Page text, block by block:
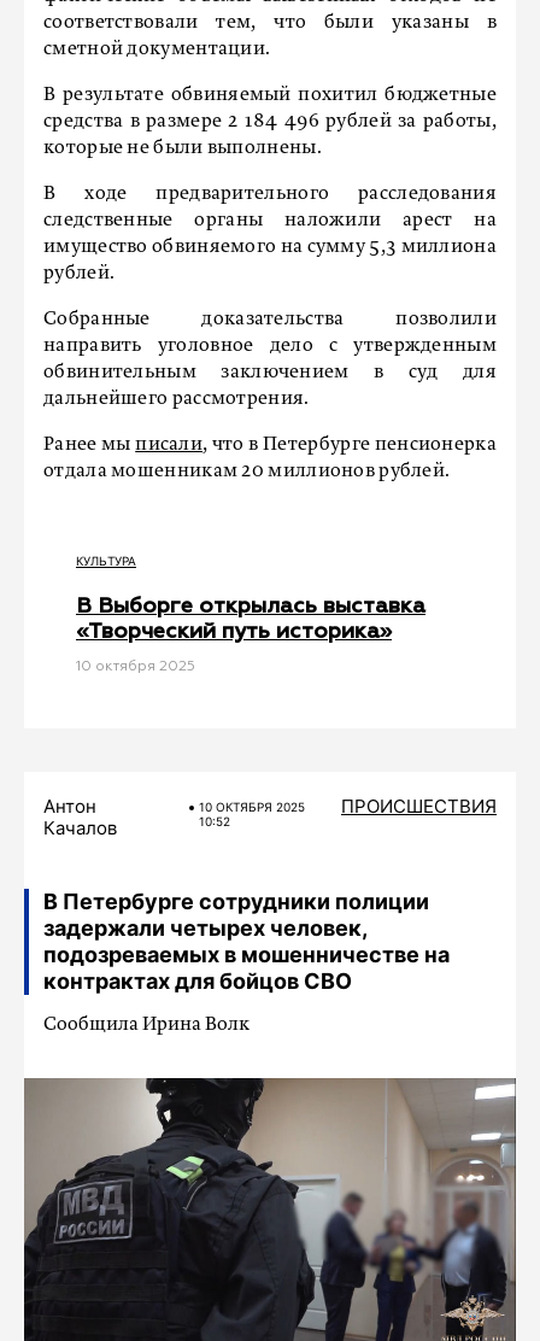
соответствовали тем, что были указаны в
сметной документации.
В результате обвиняемый похитил бюджетные
средства в размере 2 184 496 рублей за работы,
которые не были выполнены.
В ходе предварительного расследования
следственные органы наложили арест на
имущество обвиняемого на сумму 5,3 миллиона
рублей.
Собранные доказательства позволили
направить уголовное дело с утвержденным
обвинительным заключением в суд для
дальнейшего рассмотрения.
Ранее мыписали, что в Петербурге пенсионерка
отдала мошенникам 20 миллионов рублей.
КУЛЬТУРА
В Выборге открылась выставка
«Творческий путь историка»
10 октября 2025
Антон
Качалов
10 ОКТЯБРЯ 2025
10:52
ПРОИСШЕСТВИЯ
В Петербурге сотрудники полиции
задержали четырех человек,
подозреваемых в мошенничестве на
контрактах для бойцов СВО
Сообщила Ирина Волк